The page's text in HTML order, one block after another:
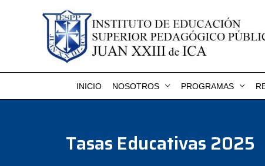
INICIO NOSOTROS PROGRAMAS
Tasas Educativas 2025